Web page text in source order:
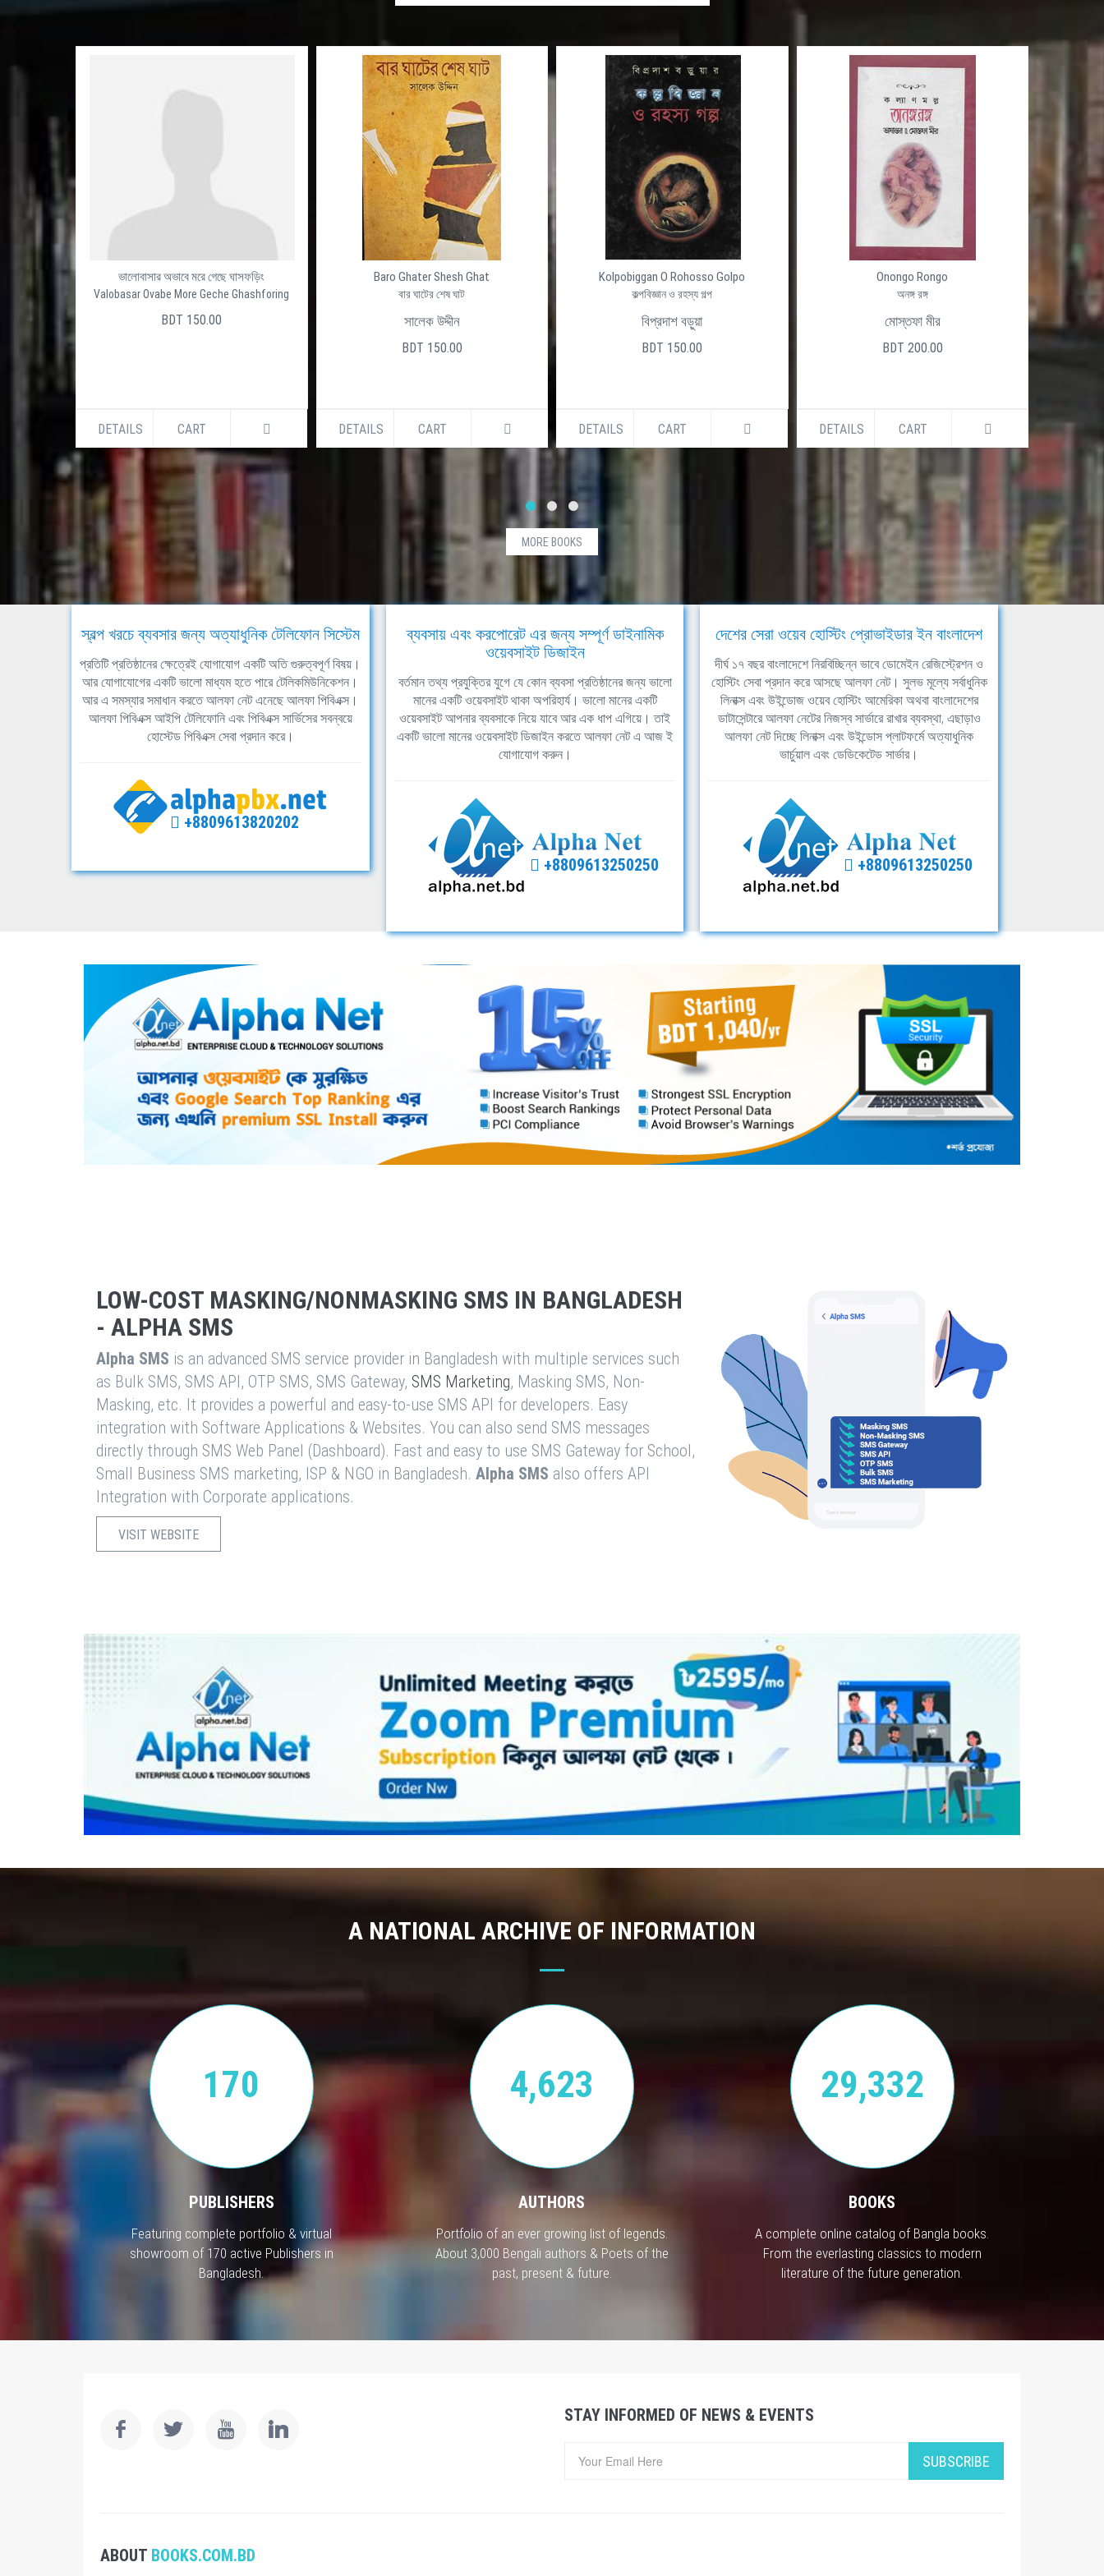
ভালোবাসার অভাবে মরে গেছে ঘাসফড়িং
Valobasar Ovabe More Geche Ghashforing
BDT 150.00
DETAILS CART
Baro Ghater Shesh Ghat
বার ঘাটের শেষ ঘাট
সালেক উদ্দীন
BDT 150.00
DETAILS CART
Kolpobiggan O Rohosso Golpo
কল্পবিজ্ঞান ও রহস্য গল্প
বিপ্রদাশ বড়ুয়া
BDT 150.00
DETAILS CART
Onongo Rongo
অনঙ্গ রঙ্গ
মোস্তফা মীর
BDT 200.00
DETAILS CART
MORE BOOKS
স্বল্প খরচে ব্যবসার জন্য অত্যাধুনিক টেলিফোন সিস্টেম
প্রতিটি প্রতিষ্ঠানের ক্ষেত্রেই যোগাযোগ একটি অতি গুরুত্বপূর্ণ বিষয়।
আর যোগাযোগের একটি ভালো মাধ্যম হতে পারে টেলিকমিউনিকেশন।
আর এ সমস্যার সমাধান করতে আলফা নেট এনেছে আলফা পিবিএক্স।
আলফা পিবিএক্স আইপি টেলিফোনি এবং পিবিএক্স সার্ভিসের সবন্বয়ে
হোস্টেড পিবিএক্স সেবা প্রদান করে।
+8809613820202
ব্যবসায় এবং করপোরেট এর জন্য সম্পূর্ণ ডাইনামিক
ওয়েবসাইট ডিজাইন
বর্তমান তথ্য প্রযুক্তির যুগে যে কোন ব্যবসা প্রতিষ্ঠানের জন্য ভালো
মানের একটি ওয়েবসাইট থাকা অপরিহার্য। ভালো মানের একটি
ওয়েবসাইট আপনার ব্যবসাকে নিয়ে যাবে আর এক ধাপ এগিয়ে। তাই
একটি ভালো মানের ওয়েবসাইট ডিজাইন করতে আলফা নেট এ আজ ই
যোগাযোগ করুন।
+8809613250250
দেশের সেরা ওয়েব হোস্টিং প্রোভাইডার ইন বাংলাদেশ
দীর্ঘ ১৭ বছর বাংলাদেশে নিরবিচ্ছিন্ন ভাবে ডোমেইন রেজিস্ট্রেশন ও
হোস্টিং সেবা প্রদান করে আসছে আলফা নেট। সুলভ মূল্যে সর্বাধুনিক
লিনাক্স এবং উইন্ডোজ ওয়েব হোস্টিং আমেরিকা অথবা বাংলাদেশের
ডাটাসেন্টারে আলফা নেটের নিজস্ব সার্ভারে রাখার ব্যবস্থা, এছাড়াও
আলফা নেট দিচ্ছে লিনাক্স এবং উইন্ডোস প্লাটফর্মে অত্যাধুনিক
ভার্চুয়াল এবং ডেডিকেটেড সার্ভার।
+8809613250250
LOW-COST MASKING/NONMASKING SMS IN BANGLADESH
- ALPHA SMS
Alpha SMS is an advanced SMS service provider in Bangladesh with multiple services such
as Bulk SMS, SMS API, OTP SMS, SMS Gateway, SMS Marketing, Masking SMS, Non-
Masking, etc. It provides a powerful and easy-to-use SMS API for developers. Easy
integration with Software Applications & Websites. You can also send SMS messages
directly through SMS Web Panel (Dashboard). Fast and easy to use SMS Gateway for School,
Small Business SMS marketing, ISP & NGO in Bangladesh. Alpha SMS also offers API
Integration with Corporate applications.
VISIT WEBSITE
A NATIONAL ARCHIVE OF INFORMATION
170
PUBLISHERS
Featuring complete portfolio & virtual
showroom of 170 active Publishers in
Bangladesh.
4,623
AUTHORS
Portfolio of an ever growing list of legends.
About 3,000 Bengali authors & Poets of the
past, present & future.
29,332
BOOKS
A complete online catalog of Bangla books.
From the everlasting classics to modern
literature of the future generation.
STAY INFORMED OF NEWS & EVENTS
SUBSCRIBE
ABOUT BOOKS.COM.BD